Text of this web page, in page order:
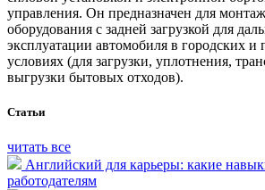
управления. Он предназначен для
оборудования с задней загрузкой для
эксплуатации автомобиля в городских и
условиях (для загрузки, уплотнения,
выгрузки бытовых отходов).
Статьи
читать все
Английский для карьеры: какие
работодателям